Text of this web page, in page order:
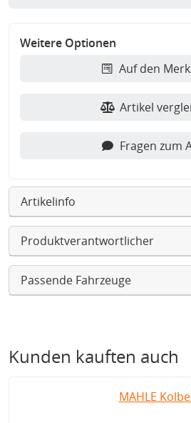
Weitere Optionen
Auf den
Artikel
Fragen zum
Artikelinfo
Produktverantwortlicher
Passende Fahrzeuge
Kunden kauften auch
MAHLE